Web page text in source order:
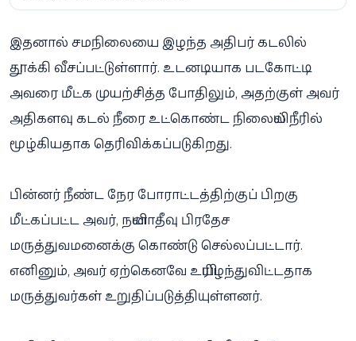
இதனால் சமநிலையை இழந்த அதிபர் கடலில்
தூக்கி வீசப்பட்டுள்ளார். உடனடியாக படகோட்டி
அவரை மீட்க முயற்சித்த போதிலும், அதற்குள் அவர்
அதிகளவு கடல் நீரை உட்கொண்ட நிலையில் நீரில்
மூழ்கியதாக தெரிவிக்கப்படுகிறது.
பின்னர் நீண்ட நேர போராட்டத்திற்குப் பிறகு
மீட்கப்பட்ட அவர், நயினாதீவு பிரதேச
மருத்துவமனைக்கு கொண்டு செல்லப்பட்டார்.
எனினும், அவர் ஏற்கெனவே உயிரிழந்துவிட்டதாக
மருத்துவர்கள் உறுதிப்படுத்தியுள்ளனர்.